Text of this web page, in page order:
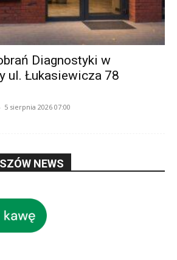
Diagnostyki w
ul. Łukasiewicza 78
- 5 sierpnia 2026 07:00
NEWS